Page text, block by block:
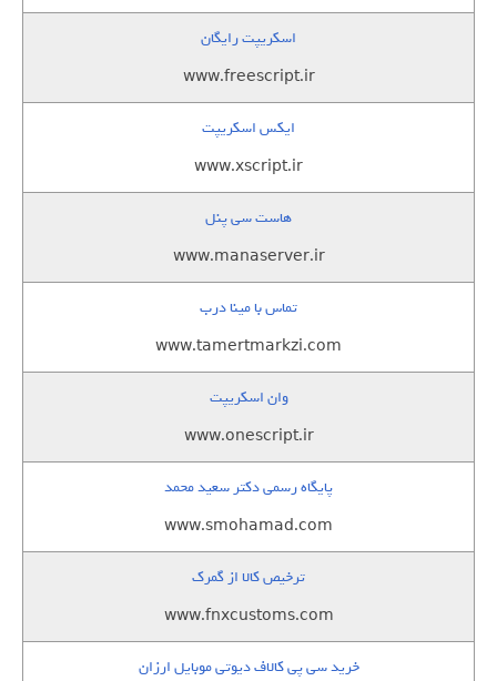
اسکریپت رایگان
www.freescript.ir
ایکس اسکریپت
www.xscript.ir
هاست سی پنل
www.manaserver.ir
تماس با مینا درب
www.tamertmarkzi.com
وان اسکریپت
www.onescript.ir
پایگاه رسمی دکتر سعید محمد
www.smohamad.com
ترخیص کالا از گمرک
www.fnxcustoms.com
خرید سی پی کالاف دیوتی موبایل ارزان